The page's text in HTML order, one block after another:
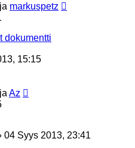
markuspetz
dokumentti
15:15
Az
04 Syys 2013, 23:41